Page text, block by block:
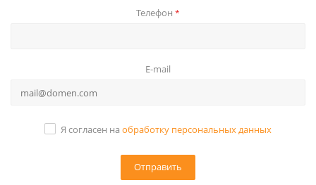
Телефон *
E-mail
Я согласен на обработку персональных данных